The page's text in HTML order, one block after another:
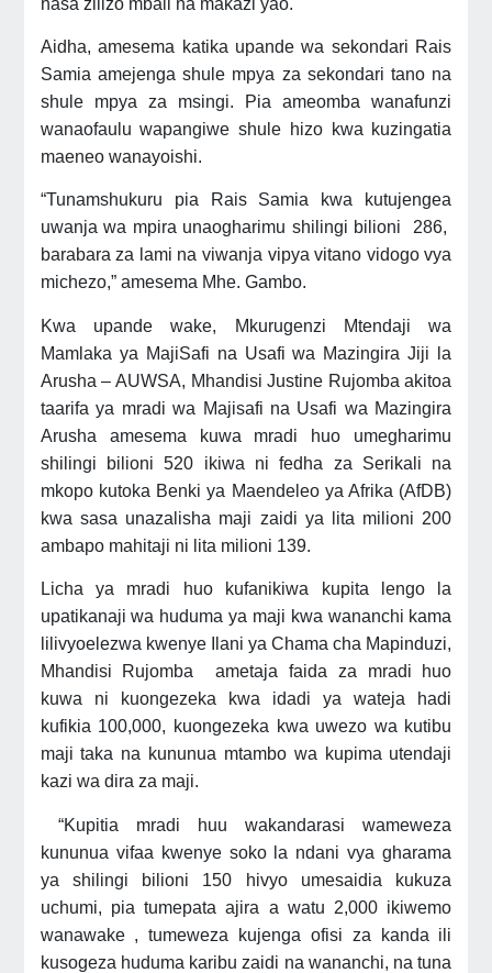
Aidha, amesema katika upande wa sekondari Rais
Samia amejenga shule mpya za sekondari tano na
shule mpya za msingi. Pia ameomba wanafunzi
wanaofaulu wapangiwe shule hizo kwa kuzingatia
maeneo wanayoishi.
“Tunamshukuru pia Rais Samia kwa kutujengea
uwanja wa mpira unaogharimu shilingi bilioni 286,
barabara za lami na viwanja vipya vitano vidogo vya
michezo,” amesema Mhe. Gambo.
Kwa upande wake, Mkurugenzi Mtendaji wa
Mamlaka ya MajiSafi na Usafi wa Mazingira Jiji la
Arusha – AUWSA, Mhandisi Justine Rujomba akitoa
taarifa ya mradi wa Majisafi na Usafi wa Mazingira
Arusha amesema kuwa mradi huo umegharimu
shilingi bilioni 520 ikiwa ni fedha za Serikali na
mkopo kutoka Benki ya Maendeleo ya Afrika (AfDB)
kwa sasa unazalisha maji zaidi ya lita milioni 200
ambapo mahitaji ni lita milioni 139.
Licha ya mradi huo kufanikiwa kupita lengo la
upatikanaji wa huduma ya maji kwa wananchi kama
lilivyoelezwa kwenye Ilani ya Chama cha Mapinduzi,
Mhandisi Rujomba ametaja faida za mradi huo
kuwa ni kuongezeka kwa idadi ya wateja hadi
kufikia 100,000, kuongezeka kwa uwezo wa kutibu
maji taka na kununua mtambo wa kupima utendaji
kazi wa dira za maji.
“Kupitia mradi huu wakandarasi wameweza
kununua vifaa kwenye soko la ndani vya gharama
ya shilingi bilioni 150 hivyo umesaidia kukuza
uchumi, pia tumepata ajira a watu 2,000 ikiwemo
wanawake , tumeweza kujenga ofisi za kanda ili
kusogeza huduma karibu zaidi na wananchi, na tuna